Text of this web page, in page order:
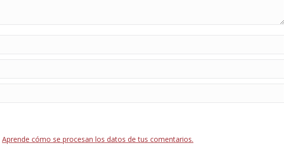
Aprende cómo se procesan los datos de tus comentarios.